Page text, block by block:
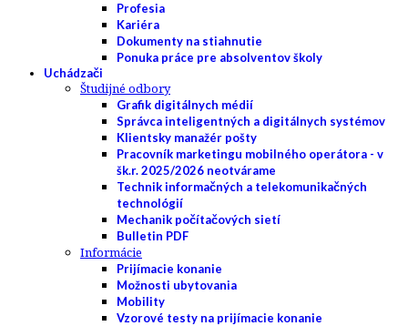
Profesia
Kariéra
Dokumenty na stiahnutie
Ponuka práce pre absolventov školy
Uchádzači
Študijné odbory
Grafik digitálnych médií
Správca inteligentných a digitálnych systémov
Klientsky manažér pošty
Pracovník marketingu mobilného operátora - v
šk.r. 2025/2026 neotvárame
Technik informačných a telekomunikačných
technológií
Mechanik počítačových sietí
Bulletin PDF
Informácie
Prijímacie konanie
Možnosti ubytovania
Mobility
Vzorové testy na prijímacie konanie